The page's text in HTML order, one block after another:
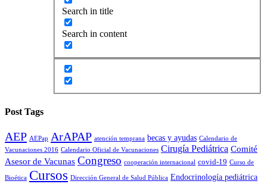
Search in title
Search in content
Post Tags
AEP AEPap ArAPAP atención temprana becas y ayudas Calendario de
Vacunaciones 2016 Calendario Oficial de Vacunaciones Cirugía Pediátrica Comité
Asesor de Vacunas Congreso cooperación internacional covid-19 Curso de
Bioética Cursos Dirección General de Salud Pública Endocrinología pediátrica